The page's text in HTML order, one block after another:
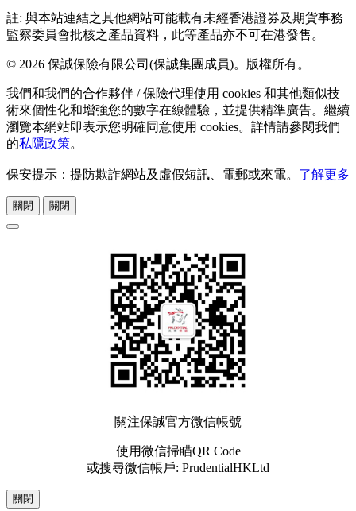
註: 與本站連結之其他網站可能載有未經香港證券及期貨事務
監察委員會批核之產品資料，此等產品亦不可在港發售。
© 2026 保誠保險有限公司(保誠集團成員)。版權所有。
我們和我們的合作夥伴 / 保險代理使用 cookies 和其他類似技
術來個性化和增強您的數字在線體驗，並提供精準廣告。繼續
瀏覽本網站即表示您明確同意使用 cookies。詳情請參閱我們
的私隱政策。
保安提示：提防欺詐網站及虛假短訊、電郵或來電。 了解更多
關閉 關閉
關注保誠官方微信帳號
使用微信掃瞄QR Code
或搜尋微信帳戶: PrudentialHKLtd
關閉